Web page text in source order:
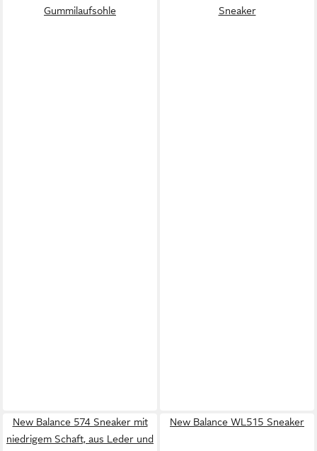
Gummilaufsohle
Sneaker
New Balance 574 Sneaker mit
niedrigem Schaft, aus Leder und
New Balance WL515 Sneaker